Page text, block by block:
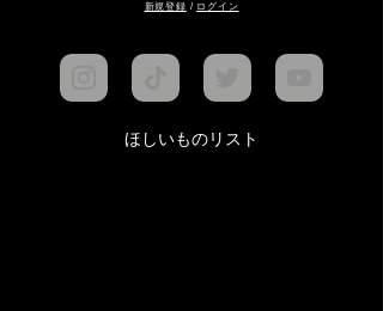
​新規登録 / ログイン
ほしいものリスト